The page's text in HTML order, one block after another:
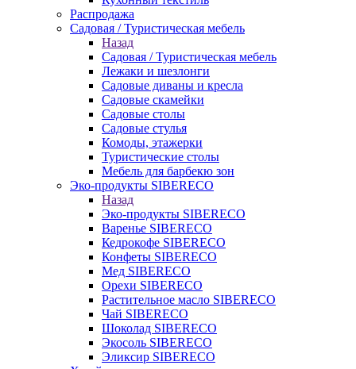
Распродажа
Садовая / Туристическая мебель
Назад
Садовая / Туристическая мебель
Лежаки и шезлонги
Садовые диваны и кресла
Садовые скамейки
Садовые столы
Садовые стулья
Комоды, этажерки
Туристические столы
Мебель для барбекю зон
Эко-продукты SIBERECO
Назад
Эко-продукты SIBERECO
Варенье SIBERECO
Кедрокофе SIBERECO
Конфеты SIBERECO
Мед SIBERECO
Орехи SIBERECO
Растительное масло SIBERECO
Чай SIBERECO
Шоколад SIBERECO
Экосоль SIBERECO
Эликсир SIBERECO